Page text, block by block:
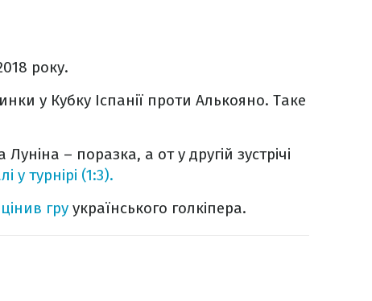
року.
у Кубку Іспанії проти Алькояно. Таке
– поразка, а от у другій зустрічі
у турнірі (1:3).
гру українського голкіпера.